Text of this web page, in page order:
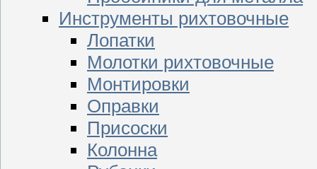
Инструменты рихтовочные
Лопатки
Молотки рихтовочные
Монтировки
Оправки
Присоски
Колонна